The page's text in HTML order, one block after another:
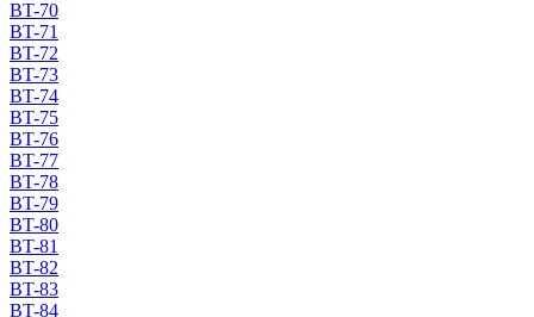
BT-70
BT-71
BT-72
BT-73
BT-74
BT-75
BT-76
BT-77
BT-78
BT-79
BT-80
BT-81
BT-82
BT-83
BT-84